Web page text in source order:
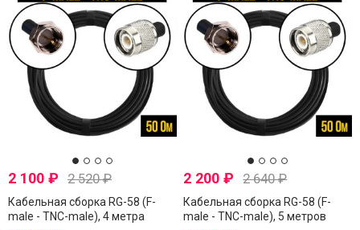
2 100 ₽ 2 520₽
Кабельная сборка RG-58 (F-
male - TNC-male), 4 метра
2 200₽ 2 640₽
Кабельная сборка RG-58 (F-
male - TNC-male), 5 метров